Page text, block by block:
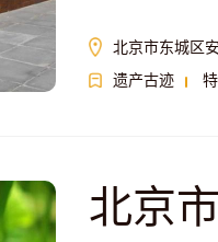
北京市东城区
遗产古迹
北京